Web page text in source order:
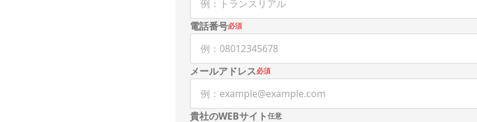
電話番号必須
メールアドレス必須
貴社のWEBサイト任意